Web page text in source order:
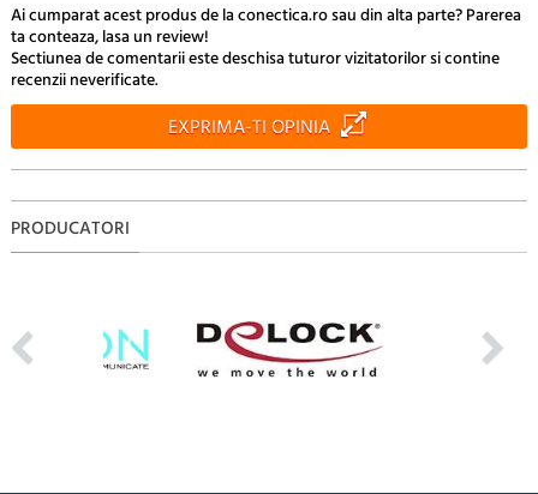
Ai cumparat acest produs de la conectica.ro sau din alta parte? Parerea
ta conteaza, lasa un review!
Sectiunea de comentarii este deschisa tuturor vizitatorilor si contine
recenzii neverificate.
EXPRIMA-TI OPINIA
PRODUCATORI